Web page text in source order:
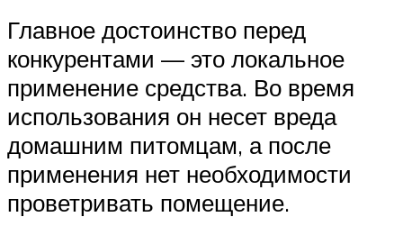
Главное достоинство перед
конкурентами — это локальное
применение средства. Во время
использования он несет вреда
домашним питомцам, а после
применения нет необходимости
проветривать помещение.